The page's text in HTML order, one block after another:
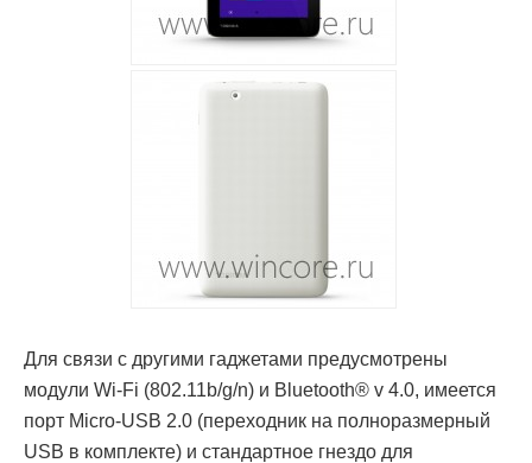
Для связи с другими гаджетами предусмотрены
модули Wi-Fi (802.11b/g/n) и Bluetooth® v 4.0, имеется
порт Micro-USB 2.0 (переходник на полноразмерный
USB в комплекте) и стандартное гнездо для